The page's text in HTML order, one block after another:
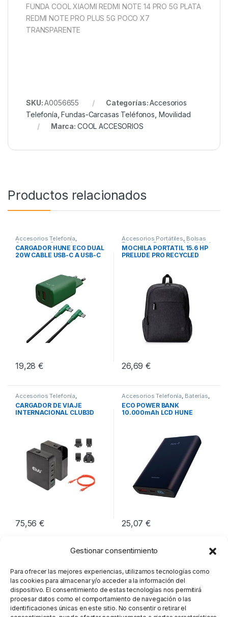
Gestionar consentimiento
Para ofrecer las mejores experiencias, utilizamos tecnologías como
las cookies para almacenar y/o acceder a la información del
dispositivo. El consentimiento de estas tecnologías nos permitirá
procesar datos como el comportamiento de navegación o las
identificaciones únicas en este sitio. No consentir o retirar el
FUNDA COOL XIAOMI REDMI NOTE 14 PRO 5G PLATA
REDMI NOTE PRO PLUS 5G POCO X7
TRANSPARENTE
SKU:A0056655 Categorías:Accesorios
Telefonía ,Fundas-Carcasas Teléfonos Movilidad
Marca: COOL ACCESORIOS
Productos relacionados
Accesorios Telefonía,
Cargadores Smartphones,
Movilidad
CARGADOR HUNE ECO DUAL
20W CABLE USB-C A USB-C
19,28€
Accesorios Portátiles, Bolsas
Transporte Portátiles, Movilidad
MOCHILA PORTATIL 15.6 HP
PRELUDE PRO RECYCLED
26,69€
Accesorios Telefonía,
Cargadores Smartphones
Movilidad
CARGADOR DE VIAJE
INTERNACIONAL CLUB3D
75,56€
Accesorios Telefonía, Baterías,
Movilidad
ECO POWER BANK
10.000mAh LCD HUNE
25,07€